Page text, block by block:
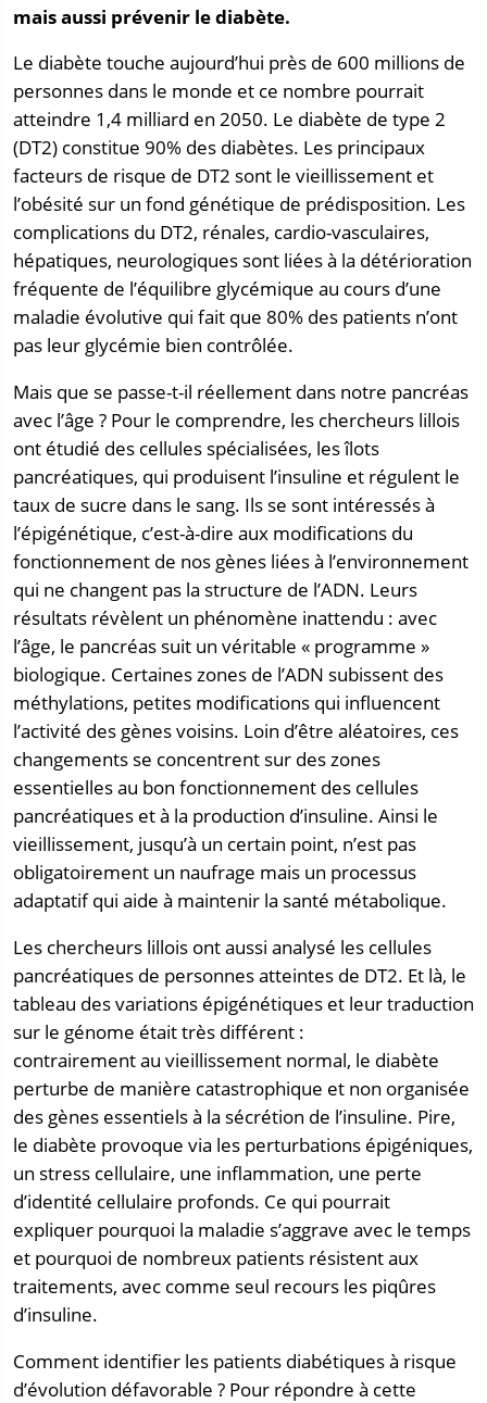
mais aussi prévenir le diabète.
Le diabète touche aujourd’hui près de 600 millions de
personnes dans le monde et ce nombre pourrait
atteindre 1,4 milliard en 2050. Le diabète de type 2
(DT2) constitue 90% des diabètes. Les principaux
facteurs de risque de DT2 sont le vieillissement et
l’obésité sur un fond génétique de prédisposition. Les
complications du DT2, rénales, cardio-vasculaires,
hépatiques, neurologiques sont liées à la détérioration
fréquente de l’équilibre glycémique au cours d’une
maladie évolutive qui fait que 80% des patients n’ont
pas leur glycémie bien contrôlée.
Mais que se passe-t-il réellement dans notre pancréas
avec l’âge ? Pour le comprendre, les chercheurs lillois
ont étudié des cellules spécialisées, les îlots
pancréatiques, qui produisent l’insuline et régulent le
taux de sucre dans le sang. Ils se sont intéressés à
l’épigénétique, c’est-à-dire aux modifications du
fonctionnement de nos gènes liées à l’environnement
qui ne changent pas la structure de l’ADN. Leurs
résultats révèlent un phénomène inattendu : avec
l’âge, le pancréas suit un véritable « programme »
biologique. Certaines zones de l’ADN subissent des
méthylations, petites modifications qui influencent
l’activité des gènes voisins. Loin d’être aléatoires, ces
changements se concentrent sur des zones
essentielles au bon fonctionnement des cellules
pancréatiques et à la production d’insuline. Ainsi le
vieillissement, jusqu’à un certain point, n’est pas
obligatoirement un naufrage mais un processus
adaptatif qui aide à maintenir la santé métabolique.
Les chercheurs lillois ont aussi analysé les cellules
pancréatiques de personnes atteintes de DT2. Et là, le
tableau des variations épigénétiques et leur traduction
sur le génome était très différent :
contrairement au vieillissement normal, le diabète
perturbe de manière catastrophique et non organisée
des gènes essentiels à la sécrétion de l’insuline. Pire,
le diabète provoque via les perturbations épigéniques,
un stress cellulaire, une inflammation, une perte
d’identité cellulaire profonds. Ce qui pourrait
expliquer pourquoi la maladie s’aggrave avec le temps
et pourquoi de nombreux patients résistent aux
traitements, avec comme seul recours les piqûres
d’insuline.
Comment identifier les patients diabétiques à risque
d’évolution défavorable ? Pour répondre à cette